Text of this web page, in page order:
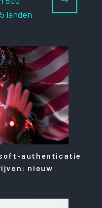
landen
authenticatie
nieuw